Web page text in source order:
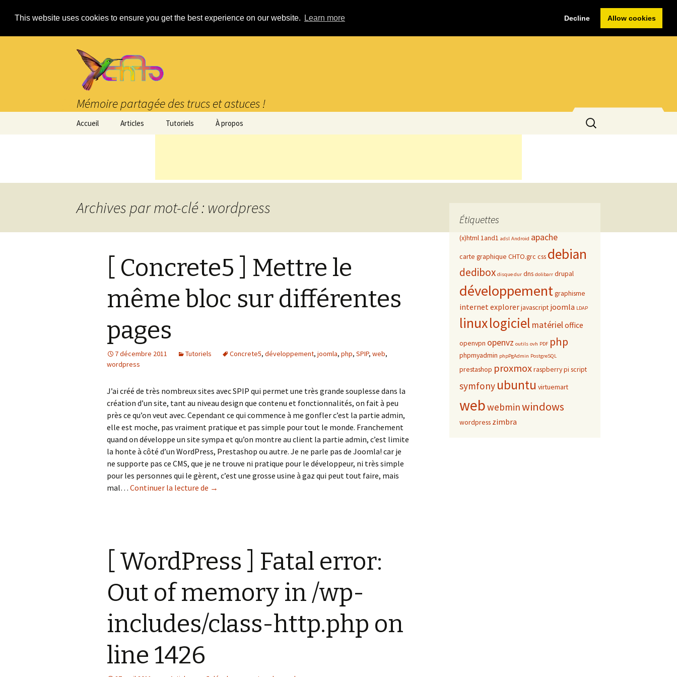
This website uses cookies to ensure you get the best experience on our website. Learn more Decline Allow cookies
Mémoire partagée des trucs et astuces !
Accueil Articles Tutoriels À propos
Rechercher :
Archives par mot-clé : wordpress
[ Concrete5 ] Mettre le
même bloc sur différentes
pages
7 décembre 2011 Tutoriels Concrete5, développement, joomla, php, SPIP, web,
wordpress
J’ai créé de très nombreux sites avec SPIP qui permet une très grande souplesse dans la
création d’un site, tant au niveau design que contenu et fonctionnalités, on fait à peu
près ce qu’on veut avec. Cependant ce qui commence à me gonfler c’est la partie admin,
elle est moche, pas vraiment pratique et pas simple pour tout le monde. Franchement
quand on développe un site sympa et qu’on montre au client la partie admin, c’est limite
la honte à côté d’un WordPress, Prestashop ou autre. Je ne parle pas de Joomla! car je
ne supporte pas ce CMS, que je ne trouve ni pratique pour le développeur, ni très simple
pour les personnes qui le gèrent, c’est une grosse usine à gaz qui peut tout faire, mais
mal… Continuer la lecture de [ Concrete5 ] Mettre le même bloc sur différentes pages
→
[ WordPress ] Fatal error:
Out of memory in /wp-
includes/class-http.php on
line 1426
Étiquettes
(x)html 1and1 adsl Android apache
carte graphique CHTO.grc css debian
dedibox disque dur dns dolibarr drupal
développementgraphisme
internet explorerjavascript joomla LDAP
linuxlogiciel matérieloffice
openvpn openvz outils ovh PDF php
phpmyadmin phpPgAdmin PostgreSQL
prestashop proxmoxraspberry pi script
symfony ubuntu virtuemart
webwebminwindows
wordpress zimbra